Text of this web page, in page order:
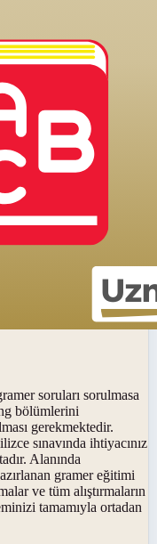
soruları sorulmasa
bölümlerini
gerekmektedir.
sınavında ihtiyacınız
Alanında
gramer eğitimi
ve tüm alıştırmaların
tamamıyla ortadan